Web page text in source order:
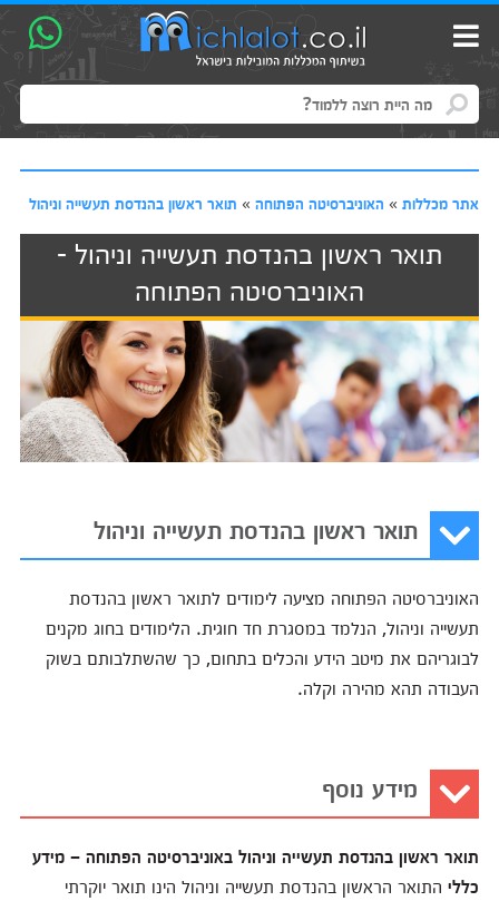
אתר מכללות» האוניברסיטה הפתוחה» תואר ראשון בהנדסת תעשייה וניהול
תואר ראשון בהנדסת תעשייה וניהול -
האוניברסיטה הפתוחה
תואר ראשון בהנדסת תעשייה וניהול
האוניברסיטה הפתוחה מציעה לימודים לתואר ראשון בהנדסת
תעשייה וניהול, הנלמד במסגרת חד חוגית. הלימודים בחוג מקנים
לבוגריהם את מיטב הידע והכלים בתחום, כך שהשתלבותם בשוק
העבודה תהא מהירה וקלה.
מידע נוסף
תואר ראשון בהנדסת תעשייה וניהול באוניברסיטה הפתוחה – מידע
כלליהתואר הראשון בהנדסת תעשייה וניהול הינו תואר יוקרתי